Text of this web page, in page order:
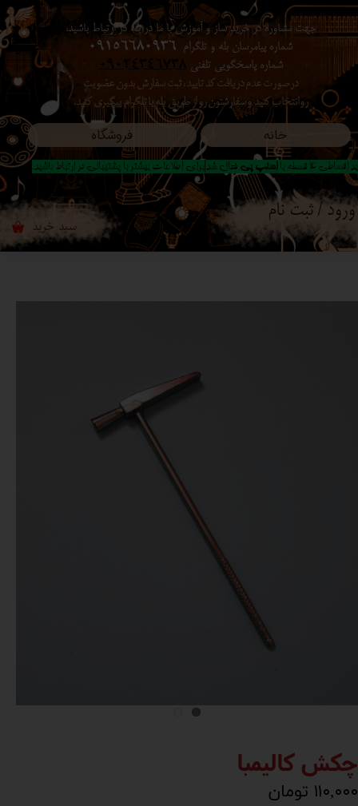
خانه فروشگاه
جهت مشاوره در خرید ساز و آموزش با ما در بله در ارتباط باشید،
شماره پیامرسان بله و تلگرام 09156680936
شماره پاسخگویی تلفنی 09024346738
در صورت عدم دریافت کد تایید ، ثبت سفارش بدون عضویت
رو انتخاب کنید ​​​​​​​ و سفارشتون رو از طریق بله یا تلگرام پیگیری کنید.
۰ سبد خرید
ورود / ثبت نام
حساب کاربری من
تغییر گذر واژه
سفارشات
خروج از حساب کاربری
اقساطی 4 قسطه با اسنپ پی فعال شد|برای اطلاعات بیشتر با پشتیبانی در ارتباط باشید..
چکش کالیمبا
۱۱۰,۰۰۰ تومان